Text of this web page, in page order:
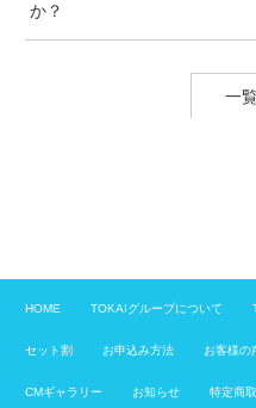
か？
一
HOME TOKAIグループについて
セット割 お申込み方法 お客様の
CMギャラリー お知らせ 特定商